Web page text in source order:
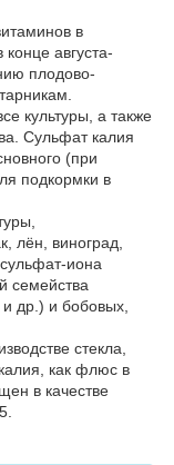
в
августа-
плодово-
культуры, а также
Сульфат калия
(при
подкормки в
лён, виноград,
иона
семейства
и др.) и бобовых,
стекла,
как флюс в
в качестве